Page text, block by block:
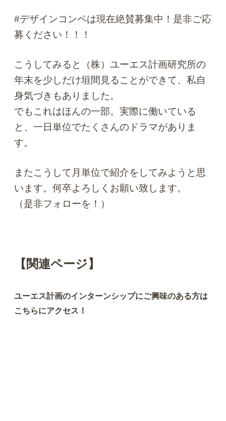
#デザインコンペは現在絶賛募集中！是非ご応
募ください！！！
こうしてみると（株）ユーエス計画研究所の
年末を少しだけ垣間見ることができて、私自
身気づきもありました。
でもこれはほんの一部。実際に働いている
と、一日単位でたくさんのドラマがありま
す。
またこうして月単位で紹介をしてみようと思
います。何卒よろしくお願い致します。
（是非フォローを！）
【関連ページ】
ユーエス計画のインターンシップにご興味のある方は
こちらにアクセス！